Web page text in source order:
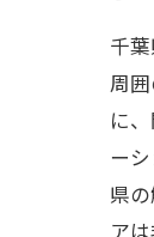
千
周
に
ー
県
ア